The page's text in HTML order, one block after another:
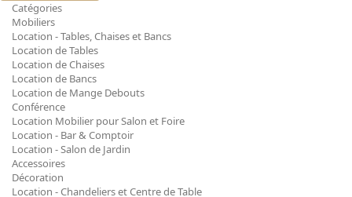
Catégories
Mobiliers
Location - Tables, Chaises et Bancs
Location de Tables
Location de Chaises
Location de Bancs
Location de Mange Debouts
Conférence
Location Mobilier pour Salon et Foire
Location - Bar & Comptoir
Location - Salon de Jardin
Accessoires
Décoration
Location - Chandeliers et Centre de Table